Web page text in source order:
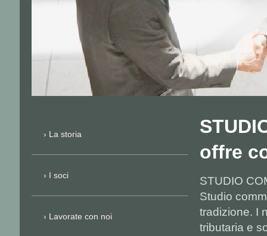
offre
STUDIO
Studio
tradizione. I
tributaria e
La storia
I soci
Lavorate con noi